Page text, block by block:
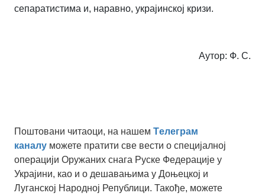
сепаратистима и, наравно, украјинској кризи.
Аутор: Ф. С.
Поштовани читаоци, на нашем Tелеграм
каналу можете пратити све вести о специјалној
операцији Оружаних снага Руске Федерације у
Украјини, као и о дешавањима у Доњецкој и
Луганској Народној Републици. Такође, можете